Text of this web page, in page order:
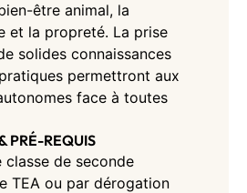
être animal, la
et la propreté. La prise
solides connaissances
permettront aux
face à toutes
PRÉ-REQUIS
classe de seconde
TEA ou par dérogation